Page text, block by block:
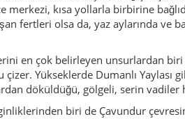
temeli tarım ve
Buna ek olarak gelişen termal
ev yapımı reçel, yayladan gelen
yalın ve sakindir. Büyük AVM’ler,
ve akşama kadar
Kurşunlu, yalnızca „görmek“